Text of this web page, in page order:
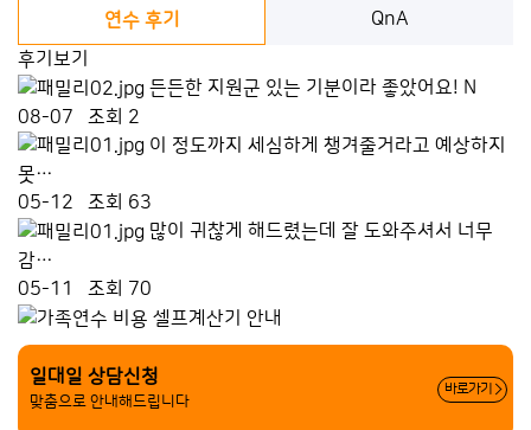
연수 후기
QnA
후기보기
든든한 지원군 있는 기분이라 좋았어요! N
08-07
조회 2
이 정도까지 세심하게 챙겨줄거라고 예상하지
못…
05-12
조회 63
많이 귀찮게 해드렸는데 잘 도와주셔서 너무
감…
05-11
조회 70
일대일 상담신청
맞춤으로 안내해드립니다
바로가기